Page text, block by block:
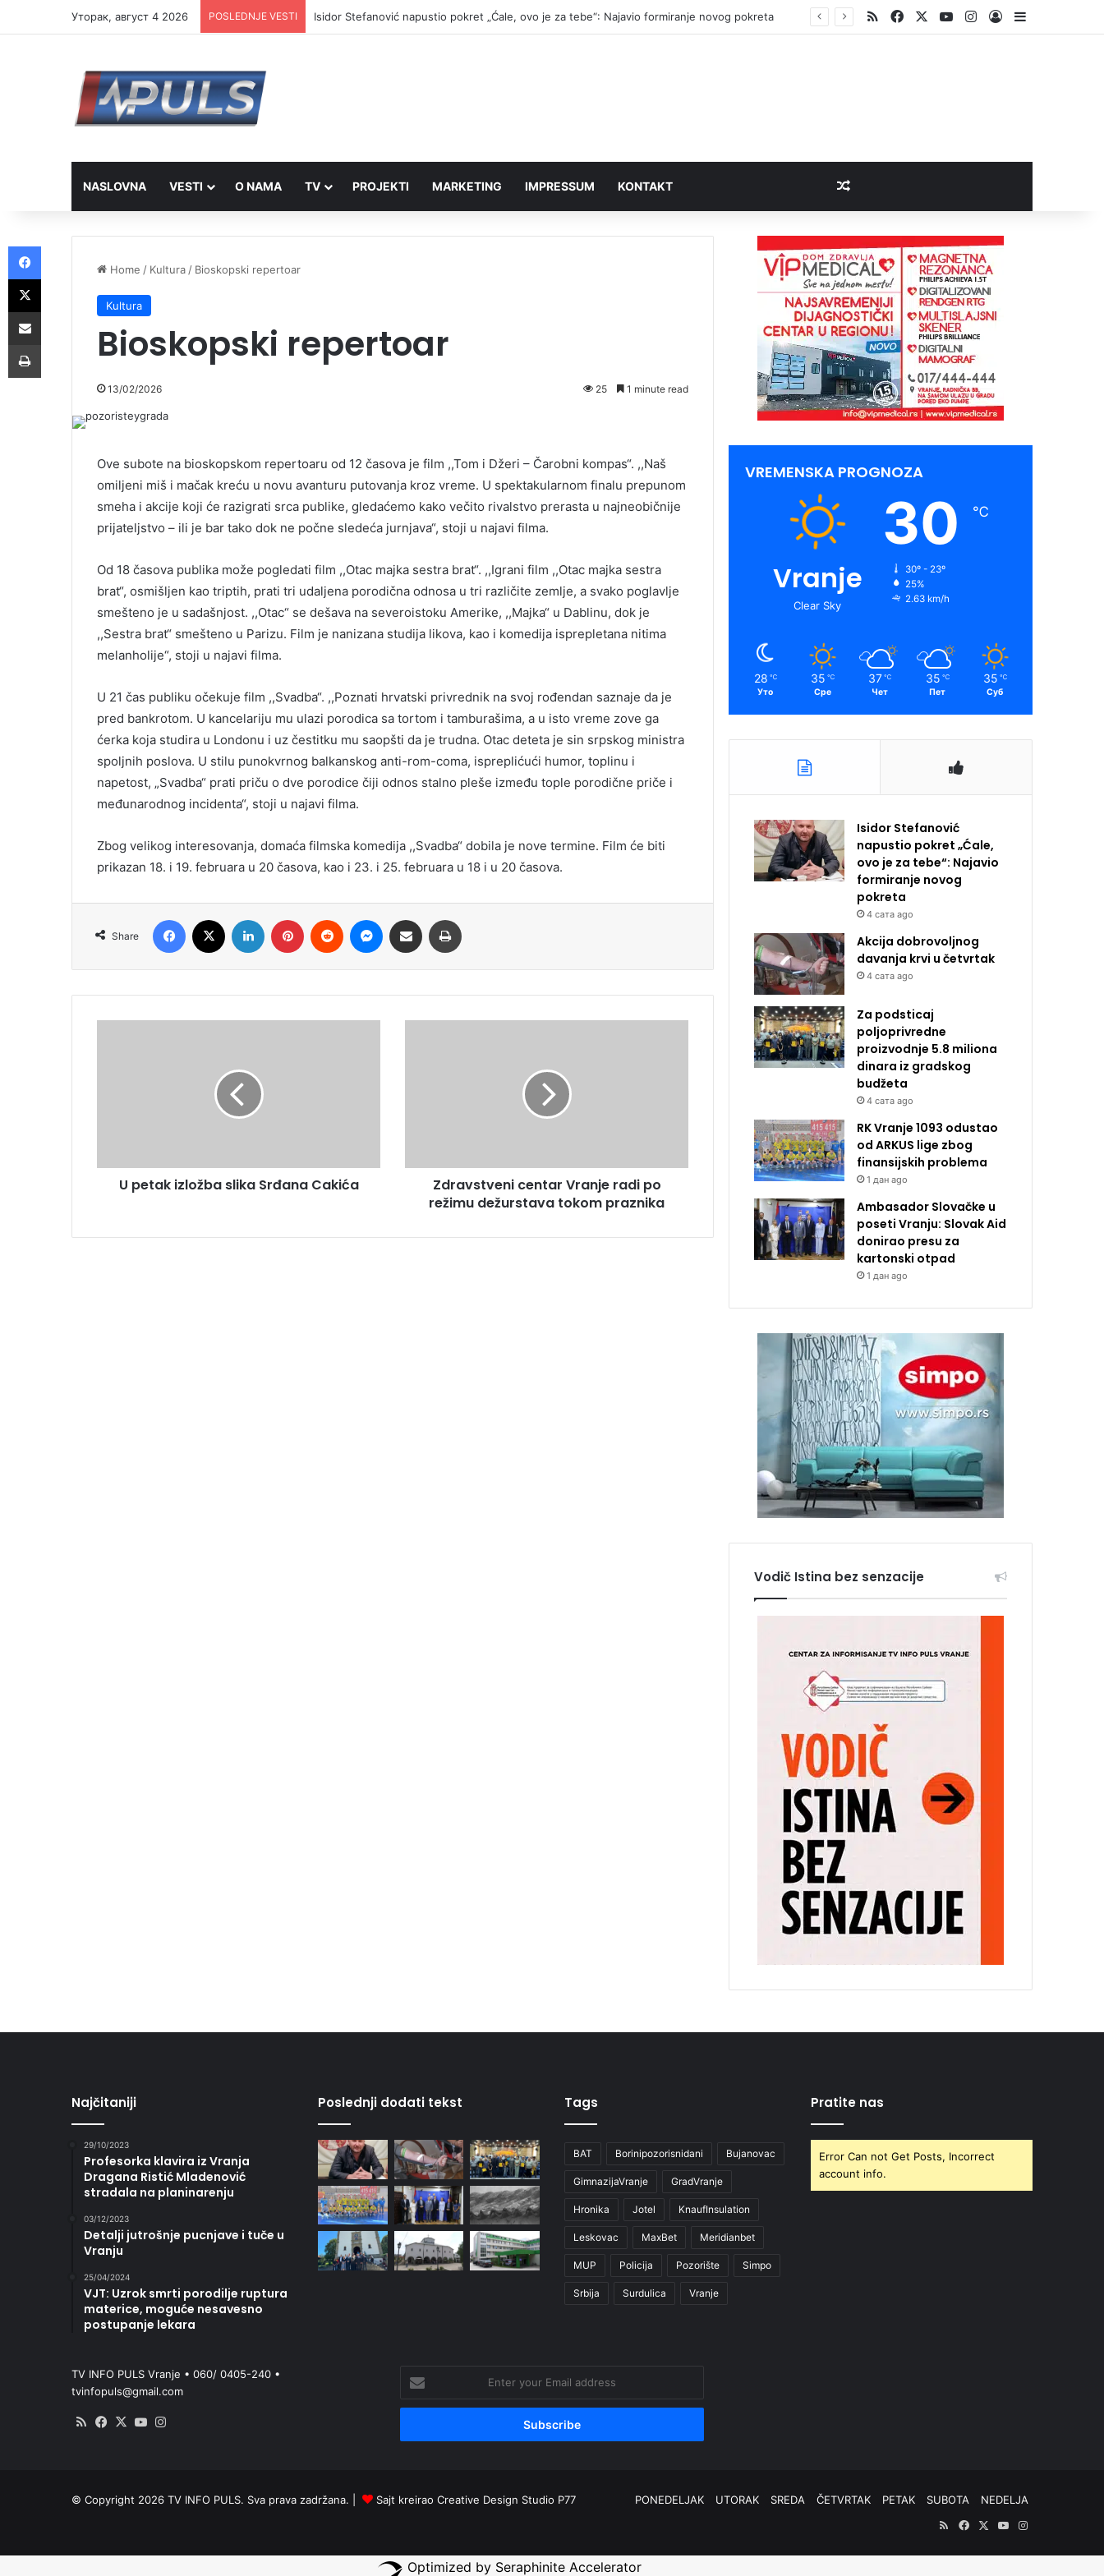
Уторак, август 4 2026 POSLEDNJE VESTI Isidor Stefanović napustio pokret „Ćale, ovo je za tebe“: Najavio formiranje novog pokreta RSSFacebookYouTubeInstagram
Log InSidebar
NASLOVNA VESTI O NAMA TV PROJEKTI MARKETING IMPRESSUM KONTAKT Random Article
Home / Kultura / Bioskopski repertoar
Kultura
Bioskopski repertoar
13/02/2026 25 1 minute read
Ove subote na bioskopskom repertoaru od 12 časova je film ,,Tom i Džeri – Čarobni kompas“. ,,Naš
omiljeni miš i mačak kreću u novu avanturu putovanja kroz vreme. U spektakularnom finalu prepunom
smeha i akcije koji će razigrati srca publike, gledaćemo kako večito rivalstvo prerasta u najneobičnije
prijateljstvo – ili je bar tako dok ne počne sledeća jurnjava“, stoji u najavi filma.
Od 18 časova publika može pogledati film ,,Otac majka sestra brat“. ,,Igrani film ,,Otac majka sestra
brat“, osmišljen kao triptih, prati tri udaljena porodična odnosa u tri različite zemlje, a svako poglavlje
smešteno je u sadašnjost. ,,Otac“ se dešava na severoistoku Amerike, ,,Majka“ u Dablinu, dok je
,,Sestra brat“ smešteno u Parizu. Film je nanizana studija likova, kao i komedija isprepletana nitima
melanholije“, stoji u najavi filma.
U 21 čas publiku očekuje film ,,Svadba“. ,,Poznati hrvatski privrednik na svoj rođendan saznaje da je
pred bankrotom. U kancelariju mu ulazi porodica sa tortom i tamburašima, a u isto vreme zove ga
ćerka koja studira u Londonu i uz čestitku mu saopšti da je trudna. Otac deteta je sin srpskog ministra
spoljnih poslova. U stilu punokvrnog balkanskog anti-rom-coma, ispreplićući humor, toplinu i
napetost, „Svadba“ prati priču o dve porodice čiji odnos stalno pleše između tople porodične priče i
međunarodnog incidenta“, stoji u najavi filma.
Zbog velikog interesovanja, domaća filmska komedija ,,Svadba“ dobila je nove termine. Film će biti
prikazan 18. i 19. februara u 20 časova, kao i 23. i 25. februara u 18 i u 20 časova.
Share
Facebook LinkedIn Pinterest Reddit Messenger
Share via Email
U petak izložba slika Srđana Cakića
Zdravstveni centar Vranje radi po
režimu dežurstava tokom praznika
VREMENSKA PROGNOZA
Vranje
Clear Sky
30 ℃
30º - 23º
25%
2.63 km/h
28 ℃
Уто
35 ℃
Сре
37 ℃
Чет
35 ℃
Пет
35 ℃
Суб
Isidor Stefanović
napustio pokret „Ćale,
ovo je za tebe“: Najavio
formiranje novog
pokreta
4 сата ago
Akcija dobrovoljnog
davanja krvi u četvrtak
4 сата ago
Za podsticaj
poljoprivredne
proizvodnje 5.8 miliona
dinara iz gradskog
budžeta
4 сата ago
RK Vranje 1093 odustao
od ARKUS lige zbog
finansijskih problema
1 дан ago
Ambasador Slovačke u
poseti Vranju: Slovak Aid
donirao presu za
kartonski otpad
1 дан ago
Vodič Istina bez senzacije
Najčitaniji
29/10/2023
Profesorka klavira iz Vranja
Dragana Ristić Mladenović
stradala na planinarenju
03/12/2023
Detalji jutrošnje pucnjave i tuče u
Vranju
25/04/2024
VJT: Uzrok smrti porodilje ruptura
materice, moguće nesavesno
postupanje lekara
Poslednji dodati tekst Tags
BAT Borinipozorisnidani Bujanovac
GimnazijaVranje GradVranje
Hronika Jotel KnaufInsulation
Leskovac MaxBet Meridianbet
MUP Policija Pozorište Simpo
Srbija Surdulica Vranje
Pratite nas
Error Can not Get Posts, Incorrect
account info.
TV INFO PULS Vranje • 060/ 0405-240 •
tvinfopuls@gmail.com
RSS Facebook
X YouTube
your
Email
© Copyright 2026 TV INFO PULS. Sva prava zadržana. | Sajt kreirao Creative Design Studio P77 PONEDELJAK UTORAK SREDA ČETVRTAK PETAK SUBOTA
NEDELJA
RSSFacebook
X YouTubeInstagram
Facebook
X
Share via Email
Optimized by Seraphinite Accelerator